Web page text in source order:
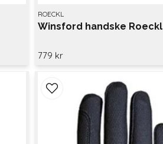
ROECKL
Winsford handske Roeckl
779 kr